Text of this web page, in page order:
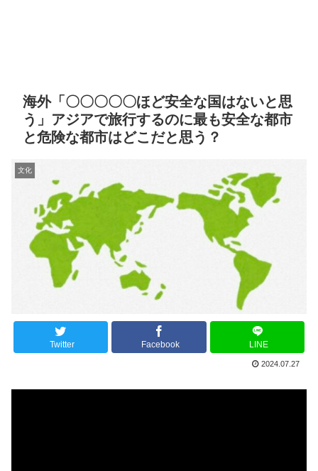
海外「〇〇〇〇〇ほど安全な国はないと思
う」アジアで旅行するのに最も安全な都市
と危険な都市はどこだと思う？
文化
Twitter Facebook LINE
2024.07.27